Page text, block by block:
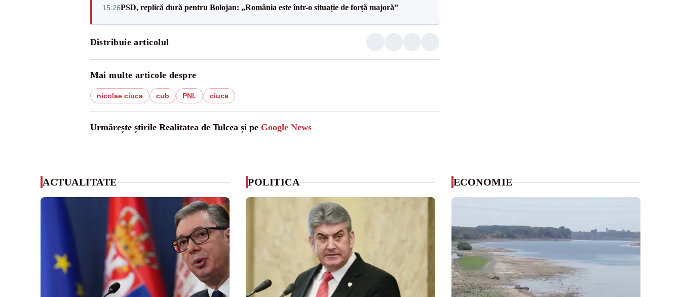
15:26PSD, replică dură pentru Bolojan: „România este într-o situație de forță majoră”
Distribuie articolul
Mai multe articole despre
nicolae ciuca cub PNL ciuca
Urmărește știrile Realitatea de Tulcea și pe Google News
ACTUALITATE POLITICA ECONOMIE